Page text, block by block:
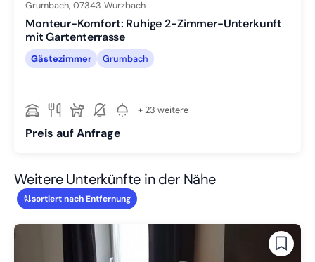
Grumbach, 07343 Wurzbach
Monteur-Komfort: Ruhige 2-Zimmer-Unterkunft
mit Gartenterrasse
Gästezimmer Grumbach
+ 23 weitere
Preis auf Anfrage
Weitere Unterkünfte in der Nähe
sortiert nach Entfernung